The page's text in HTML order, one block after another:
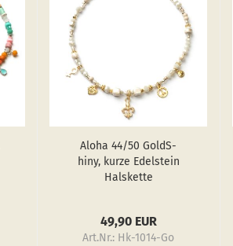
Aloha 44/50 GoldS­
hiny, kurze Edel­stein
Hals­ket­te
49,90 EUR
Art.Nr.: Hk-1014-Go